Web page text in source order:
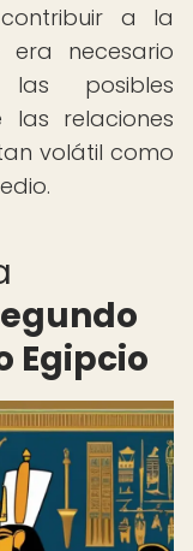
a la
era necesario
posibles
las relaciones
volátil como
Egipcio